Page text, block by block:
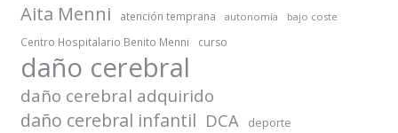
Aita Menni atención temprana autonomía bajo coste
Centro Hospitalario Benito Menni curso
daño cerebral
daño cerebral adquirido
daño cerebral infantil DCA deporte